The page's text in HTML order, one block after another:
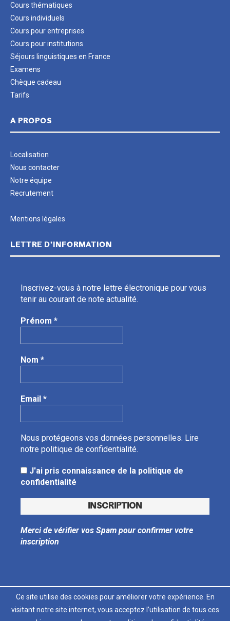
Cours thématiques
Cours individuels
Cours pour entreprises
Cours pour institutions
Séjours linguistiques en France
Examens
Chèque cadeau
Tarifs
A PROPOS
Localisation
Nous contacter
Notre équipe
Recrutement
Mentions légales
LETTRE D’INFORMATION
Inscrivez-vous à notre lettre électronique pour vous
tenir au courant de note actualité.
Prénom *
Nom *
Email *
Nous protégeons vos données personnelles. Lire
notre politique de confidentialité.
J'ai pris connaissance de la politique de
confidentialité
Merci de vérifier vos Spam pour confirmer votre
inscription
Ce site utilise des cookies pour améliorer votre expérience. En
visitant notre site internet, vous acceptez l’utilisation de tous ces